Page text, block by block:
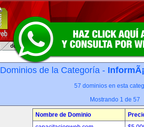
Dominios de la Categoría -
57 dominios en esta
Mostrando 1 de 57
Nombre de Dominio